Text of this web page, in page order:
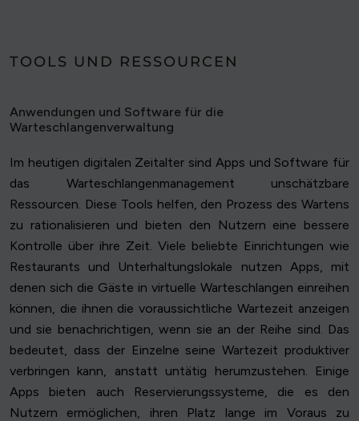
TOOLS UND RESSOURCEN
Anwendungen und Software für die
Warteschlangenverwaltung
Im heutigen digitalen Zeitalter sind Apps und Software für
das Warteschlangenmanagement unschätzbare
Ressourcen. Diese Tools helfen, den Prozess des Wartens
zu rationalisieren und bieten den Nutzern eine bessere
Kontrolle über ihre Zeit. Viele beliebte Einrichtungen wie
Restaurants und Unterhaltungslokale nutzen Apps, mit
denen sich die Gäste in virtuelle Warteschlangen einreihen
können, die ihnen die voraussichtliche Wartezeit anzeigen
und sie benachrichtigen, wenn sie an der Reihe sind. Das
bedeutet, dass der Einzelne seine Wartezeit produktiver
verbringen kann, anstatt untätig herumzustehen. Einige
Apps bieten auch Reservierungssysteme, die es den
Nutzern ermöglichen, ihren Platz lange im Voraus zu